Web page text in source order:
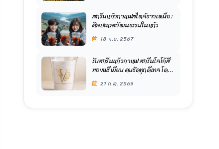
สกรีนแก้วกาแฟสไตล์ชาวเหนือ:
ศิลปะและวัฒนธรรมในแก้ว
18 ก.ย. 2567
รับสกรีนแก้วกาแฟ สกรีนโลโก้สี
ทองพรีเมียม คมชัดทุกดีเทล โดย
โรงงานสกรีนแก้วขวัญใจมหาชน
21 ก.ค. 2569